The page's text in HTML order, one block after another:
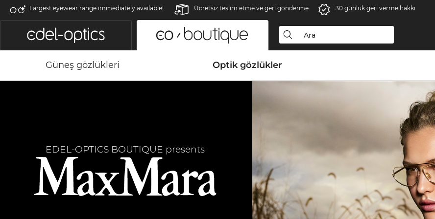
Largest eyewear range immediately available! Ücretsiz teslim etme ve geri gönderme 30 günlük geri verme hakkı
Güneş gözlükleri Optik gözlükler
EDEL-OPTICS BOUTIQUE presents